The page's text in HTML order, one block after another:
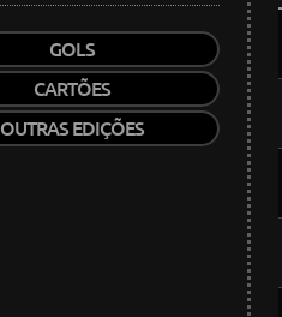
GOLS
CARTÕES
OUTRAS EDIÇÕES